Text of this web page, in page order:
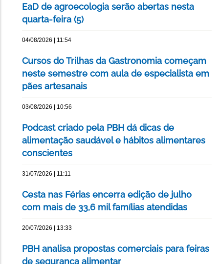
EaD de agroecologia serão abertas nesta
quarta-feira (5)
04/08/2026 | 11:54
Cursos do Trilhas da Gastronomia começam
neste semestre com aula de especialista em
pães artesanais
03/08/2026 | 10:56
Podcast criado pela PBH dá dicas de
alimentação saudável e hábitos alimentares
conscientes
31/07/2026 | 11:11
Cesta nas Férias encerra edição de julho
com mais de 33,6 mil famílias atendidas
20/07/2026 | 13:33
PBH analisa propostas comerciais para feiras
de segurança alimentar